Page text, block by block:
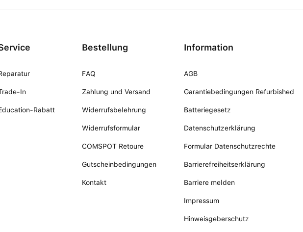
In
Rabatt
Bestellung
FAQ
Zahlung und Versand
Widerrufsbelehrung
Widerrufsformular
COMSPOT Retoure
Gutscheinbedingungen
Kontakt
Information
AGB
Garantiebedingungen Refurbished
Batteriegesetz
Datenschutzerklärung
Formular Datenschutzrechte
Barrierefreiheitserklärung
Barriere melden
Impressum
Hinweisgeberschutz